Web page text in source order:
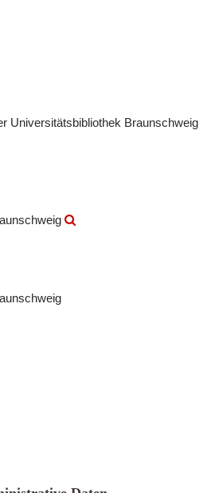
Universitätsbibliothek Braunschweig